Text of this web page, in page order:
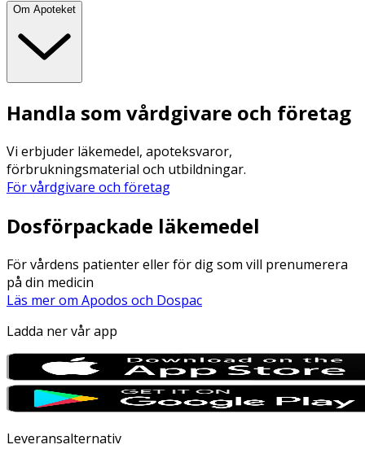
Om Apoteket
Handla som vårdgivare och företag
Vi erbjuder läkemedel, apoteksvaror,
förbrukningsmaterial och utbildningar.
För vårdgivare och företag
Dosförpackade läkemedel
För vårdens patienter eller för dig som vill prenumerera
på din medicin
Läs mer om Apodos och Dospac
Ladda ner vår app
Leveransalternativ